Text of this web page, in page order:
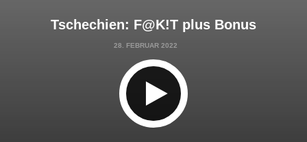
Tschechien: F@K!T plus Bonus
28. FEBRUAR 2022